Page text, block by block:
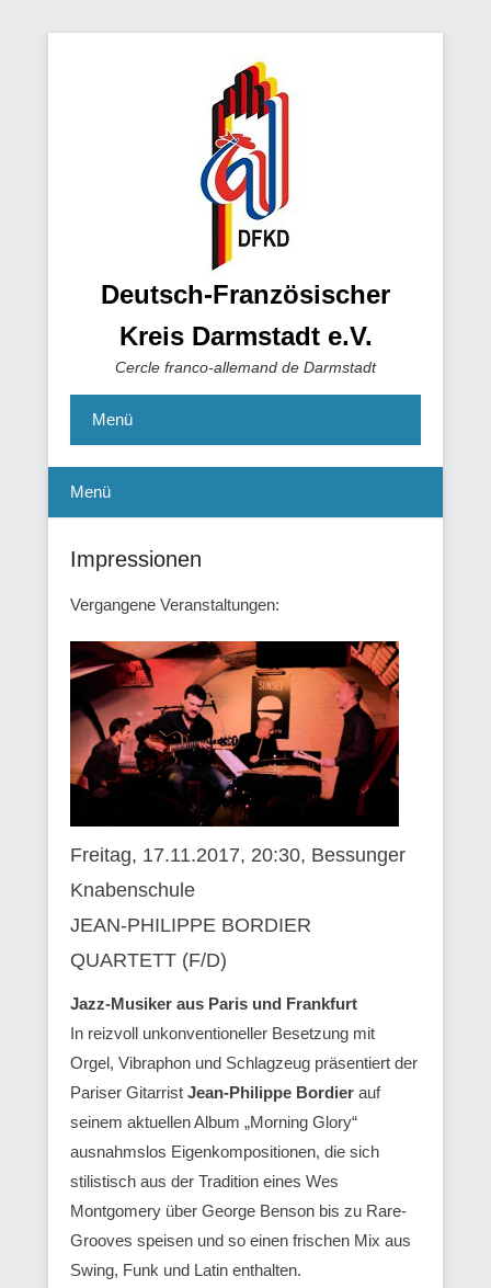
Deutsch-Französischer
Kreis Darmstadt e.V.
Cercle franco-allemand de Darmstadt
Menü
Menü
Impressionen
Vergangene Veranstaltungen:
Freitag, 17.11.2017, 20:30, Bessunger
Knabenschule
JEAN-PHILIPPE BORDIER
QUARTETT (F/D)
Jazz-Musiker aus Paris und Frankfurt
In reizvoll unkonventioneller Besetzung mit
Orgel, Vibraphon und Schlagzeug präsentiert der
Pariser Gitarrist Jean-Philippe Bordier auf
seinem aktuellen Album „Morning Glory“
ausnahmslos Eigenkompositionen, die sich
stilistisch aus der Tradition eines Wes
Montgomery über George Benson bis zu Rare-
Grooves speisen und so einen frischen Mix aus
Swing, Funk und Latin enthalten.